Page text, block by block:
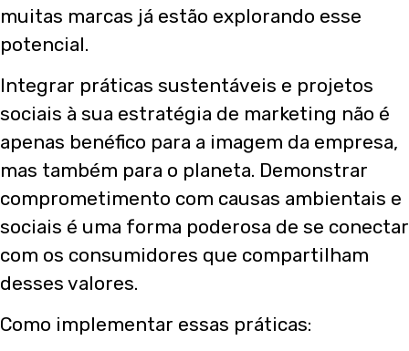
muitas marcas já estão explorando esse
potencial.
Integrar práticas sustentáveis e projetos
sociais à sua estratégia de marketing não é
apenas benéfico para a imagem da empresa,
mas também para o planeta. Demonstrar
comprometimento com causas ambientais e
sociais é uma forma poderosa de se conectar
com os consumidores que compartilham
desses valores.
Como implementar essas práticas: